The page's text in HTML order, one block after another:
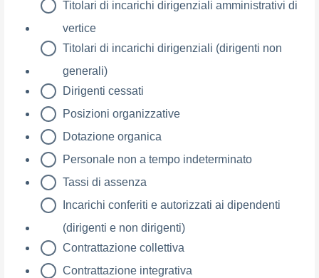
Titolari di incarichi dirigenziali amministrativi di
vertice
Titolari di incarichi dirigenziali (dirigenti non
generali)
Dirigenti cessati
Posizioni organizzative
Dotazione organica
Personale non a tempo indeterminato
Tassi di assenza
Incarichi conferiti e autorizzati ai dipendenti
(dirigenti e non dirigenti)
Contrattazione collettiva
Contrattazione integrativa